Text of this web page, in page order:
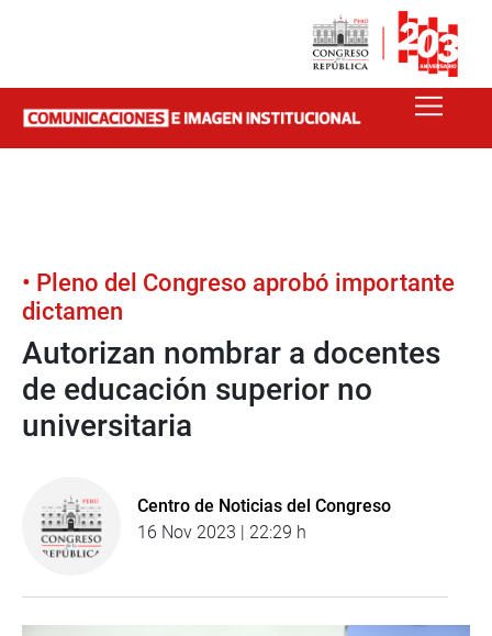
• Pleno del Congreso aprobó importante
dictamen
Autorizan nombrar a docentes
de educación superior no
universitaria
Centro de Noticias del Congreso
16 Nov 2023 | 22:29 h